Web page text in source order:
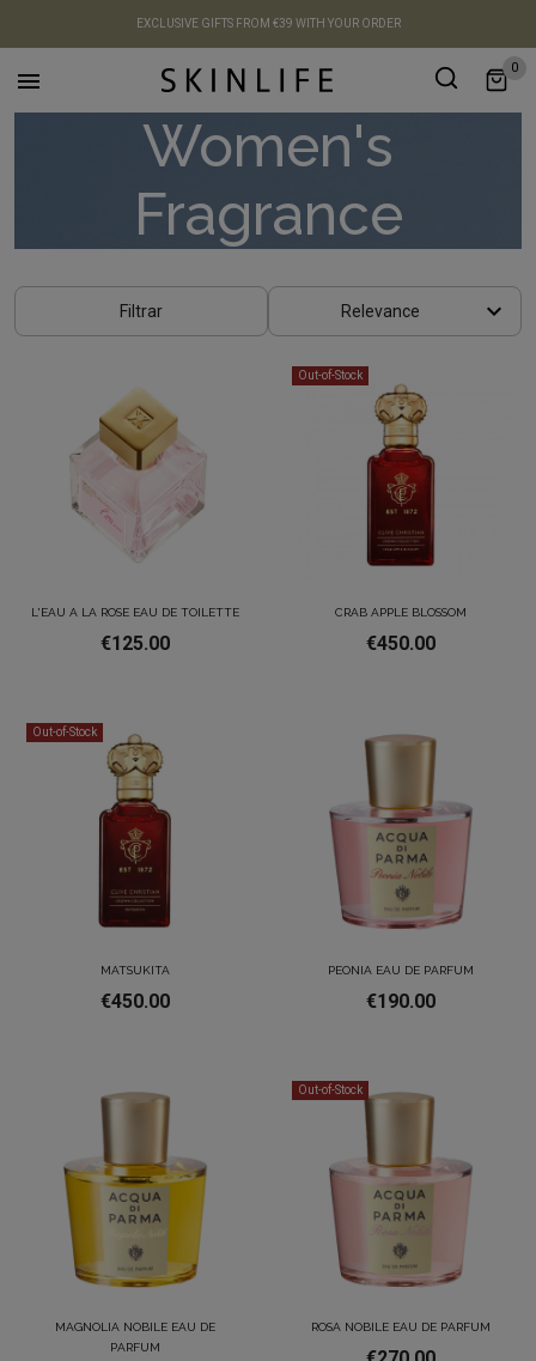
EXCLUSIVE GIFTS FROM €39 WITH YOUR ORDER
 0
Women's
Fragrance
Filtrar Relevance keyboard_arrow_down
L'EAU A LA ROSE EAU DE TOILETTE
€125.00
Out-of-Stock
CRAB APPLE BLOSSOM
€450.00
Out-of-Stock
MATSUKITA
€450.00
PEONIA EAU DE PARFUM
€190.00
MAGNOLIA NOBILE EAU DE
PARFUM
Out-of-Stock
ROSA NOBILE EAU DE PARFUM